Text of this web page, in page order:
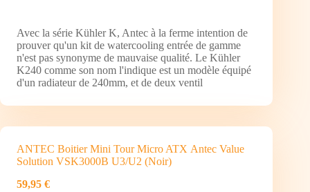
Avec la série Kühler K, Antec à la ferme intention de
prouver qu'un kit de watercooling entrée de gamme
n'est pas synonyme de mauvaise qualité. Le Kühler
K240 comme son nom l'indique est un modèle équipé
d'un radiateur de 240mm, et de deux ventil
ANTEC Boitier Mini Tour Micro ATX Antec Value
Solution VSK3000B U3/U2 (Noir)
59,95 €